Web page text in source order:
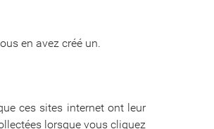
en avez créé un.
ces sites internet ont leur
lorsque vous cliquez